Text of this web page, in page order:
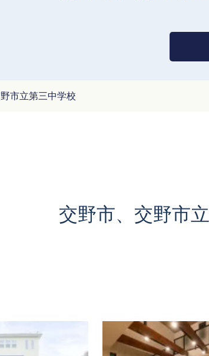
市立第三中学校
交野市、交野市